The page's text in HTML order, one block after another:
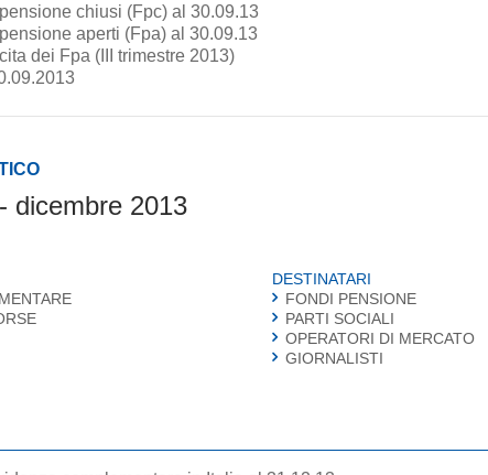
chiusi (Fpc) al 30.09.13
aperti (Fpa) al 30.09.13
dei Fpa (III trimestre 2013)
dicembre 2013
DESTINATARI
FONDI PENSIONE
PARTI SOCIALI
OPERATORI DI MERCATO
GIORNALISTI